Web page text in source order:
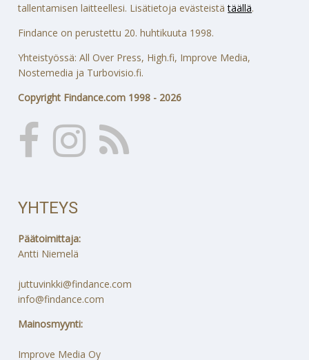
tallentamisen laitteellesi. Lisätietoja evästeistätäällä.
Findance on perustettu 20. huhtikuuta 1998.
Yhteistyössä: All Over Press, High.fi, Improve Media,
Nostemedia ja Turbovisio.fi.
Copyright Findance.com 1998 - 2026
YHTEYS
Päätoimittaja:
Antti Niemelä
juttuvinkki@findance.com
info@findance.com
Mainosmyynti:
Improve Media Oy